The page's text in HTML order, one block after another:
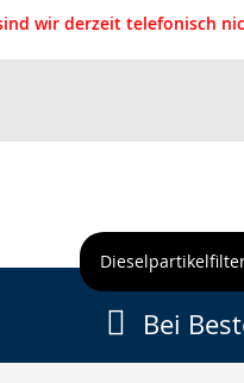
wir derzeit telefonisch
Dieselpartikelfilter
Bei